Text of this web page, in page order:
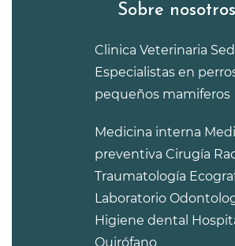
Sobre nosotros
Clinica Veterinaria
Especialistas en
pequeños mamiferos
Medicina interna
preventiva Cirugía
Traumatología
Laboratorio
Higiene dental
Quirófano